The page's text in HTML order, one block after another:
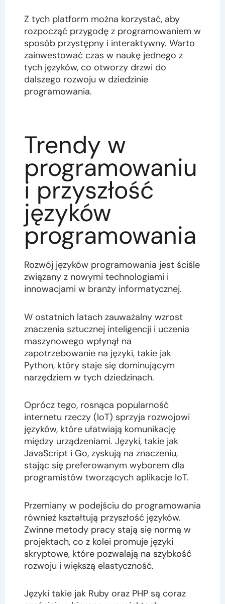
Z tych platform można korzystać, aby
rozpocząć przygodę z programowaniem w
sposób przystępny i interaktywny. Warto
zainwestować czas w naukę jednego z
tych języków, co otworzy drzwi do
dalszego rozwoju w dziedzinie
programowania.
Trendy w
programowaniu
i przyszłość
języków
programowania
Rozwój języków programowania jest ściśle
związany z nowymi technologiami i
innowacjami w branży informatycznej.
W ostatnich latach zauważalny wzrost
znaczenia sztucznej inteligencji i uczenia
maszynowego wpłynął na
zapotrzebowanie na języki, takie jak
Python, który staje się dominującym
narzędziem w tych dziedzinach.
Oprócz tego, rosnąca popularność
internetu rzeczy (IoT) sprzyja rozwojowi
języków, które ułatwiają komunikację
między urządzeniami. Języki, takie jak
JavaScript i Go, zyskują na znaczeniu,
stając się preferowanym wyborem dla
programistów tworzących aplikacje IoT.
Przemiany w podejściu do programowania
również kształtują przyszłość języków.
Zwinne metody pracy stają się normą w
projektach, co z kolei promuje języki
skryptowe, które pozwalają na szybkość
rozwoju i większą elastyczność.
Języki takie jak Ruby oraz PHP są coraz